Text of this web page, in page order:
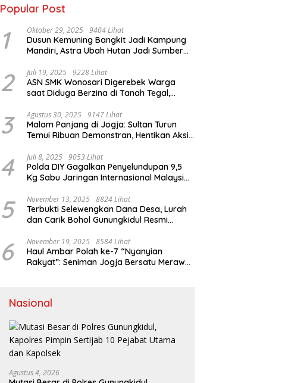
Popular Post
1 Oktober 29, 2025 9404 Lihat
Dusun Kemuning Bangkit Jadi Kampung
Mandiri, Astra Ubah Hutan Jadi Sumber
2 Juli 19, 2025 9228 Lihat
ASN SMK Wonosari Digerebek Warga
saat Diduga Berzina di Tanah Tegal,
3 Agustus 30, 2025 9147 Lihat
Malam Panjang di Jogja: Sultan Turun
Temui Ribuan Demonstran, Hentikan Aksi
4 Juli 8, 2025 9053 Lihat
Polda DIY Gagalkan Penyelundupan 9,5
Kg Sabu Jaringan Internasional Malaysia-
5 November 13, 2025 8824 Lihat
Terbukti Selewengkan Dana Desa, Lurah
dan Carik Bohol Gunungkidul Resmi
6 November 19, 2025 8584 Lihat
Haul Ambar Polah ke-7 “Nyanyian
Rakyat”: Seniman Jogja Bersatu Merawat
Nasional
Agustus 4, 2026